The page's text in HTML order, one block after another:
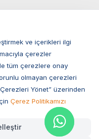
Sorular
ve içerikleri ilgi
çerezler
tüm çerezlere onay
olmayan çerezleri
Yönet” üzerinden
Çerez Politikamızı